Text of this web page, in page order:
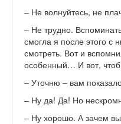
– Не волнуйтесь, не
– Не трудно.
смогла я после этого
смотреть. Вот и
особенный… И вот,
– Уточню – вам
– Ну да! Да! Но
– Ну хорошо. А зачем